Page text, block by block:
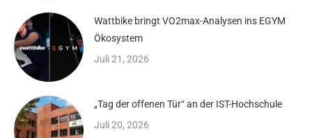
Wattbike bringt VO2max-Analysen ins EGYM
Ökosystem
Juli 21, 2026
„Tag der offenen Tür“ an der IST-Hochschule
Juli 20, 2026